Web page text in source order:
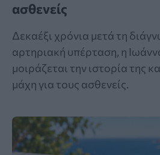
ασθενείς
Δεκαέξι χρόνια μετά τη
αρτηριακή υπέρταση, η
μοιράζεται την ιστορία της
μάχη για τους ασθενείς.